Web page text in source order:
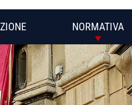
NORMATIVA